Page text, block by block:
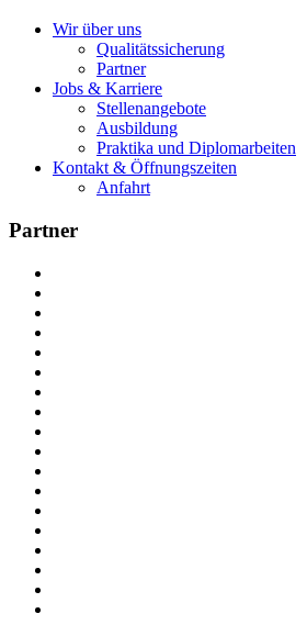
Wir über uns
Qualitätssicherung
Partner
Jobs & Karriere
Stellenangebote
Ausbildung
Praktika und Diplomarbeiten
Kontakt & Öffnungszeiten
Anfahrt
Partner